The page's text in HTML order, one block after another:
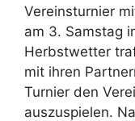
Vereinsturnier
am 3. Samstag
Herbstwetter
mit ihren
Turnier den
auszuspielen.